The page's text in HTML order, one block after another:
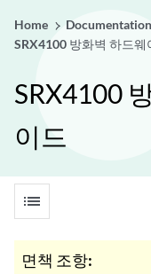
Home Documentation
SRX4100 방화벽 하드웨
SRX4100
이드
list
면책 조항: